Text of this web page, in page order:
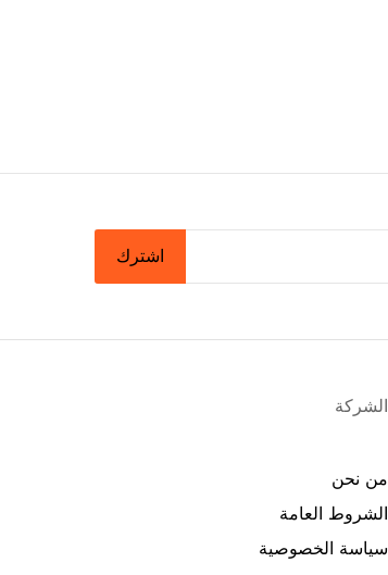
اشترك
الشركة
من نحن
الشروط العامة
سياسة الخصوصية